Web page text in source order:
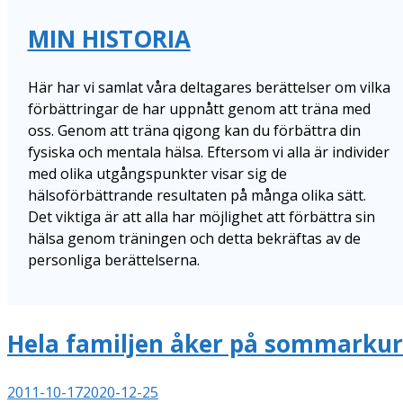
MIN HISTORIA
Här har vi samlat våra deltagares berättelser om vilka
förbättringar de har uppnått genom att träna med
oss. Genom att träna qigong kan du förbättra din
fysiska och mentala hälsa. Eftersom vi alla är individer
med olika utgångspunkter visar sig de
hälsoförbättrande resultaten på många olika sätt.
Det viktiga är att alla har möjlighet att förbättra sin
hälsa genom träningen och detta bekräftas av de
personliga berättelserna.
Hela familjen åker på
2011-10-172020-12-25